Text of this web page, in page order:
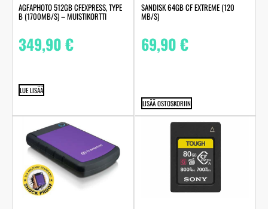
AGFAPHOTO 512GB CFEXPRESS, TYPE
B (1700MB/S) – MUISTIKORTTI
349,90€
LUE LISÄÄ
SANDISK 64GB CF EXTREME (120
MB/S)
69,90€
LISÄÄ OSTOSKORIIN